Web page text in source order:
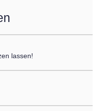
lassen!